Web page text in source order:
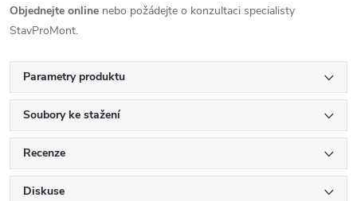
Objednejte online nebo požádejte o konzultaci specialisty
StavProMont.
Parametry produktu
Soubory ke stažení
Recenze
Diskuse